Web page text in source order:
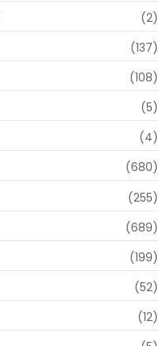
(2)
(137)
(108)
(5)
(4)
(680)
(255)
(689)
(199)
(52)
(12)